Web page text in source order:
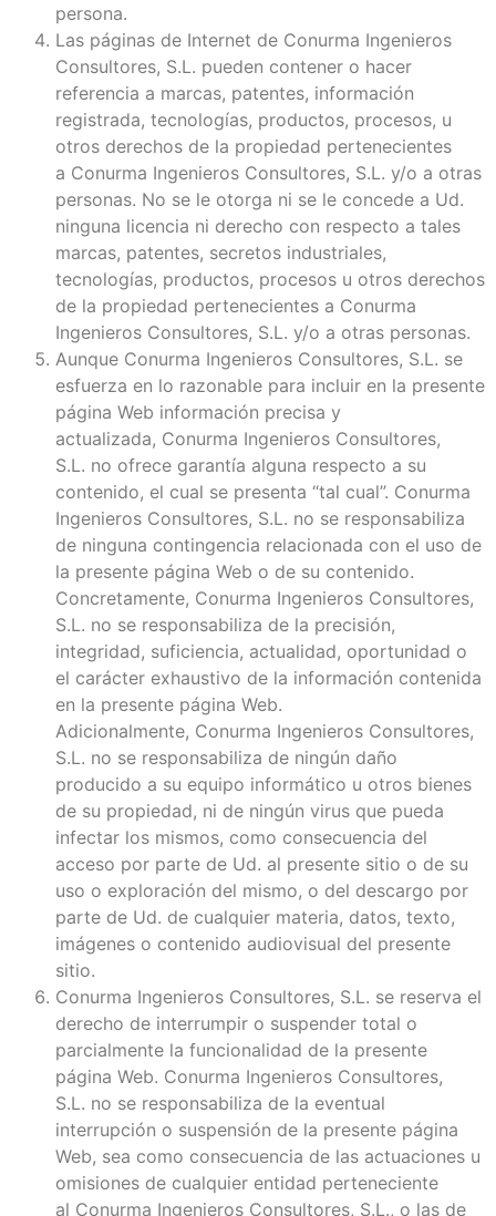
persona.
Las páginas de Internet de Conurma Ingenieros
Consultores, S.L. pueden contener o hacer
referencia a marcas, patentes, información
registrada, tecnologías, productos, procesos, u
otros derechos de la propiedad pertenecientes
a Conurma Ingenieros Consultores, S.L. y/o a otras
personas. No se le otorga ni se le concede a Ud.
ninguna licencia ni derecho con respecto a tales
marcas, patentes, secretos industriales,
tecnologías, productos, procesos u otros derechos
de la propiedad pertenecientes a Conurma
Ingenieros Consultores, S.L. y/o a otras personas.
Aunque Conurma Ingenieros Consultores, S.L. se
esfuerza en lo razonable para incluir en la presente
página Web información precisa y
actualizada, Conurma Ingenieros Consultores,
S.L. no ofrece garantía alguna respecto a su
contenido, el cual se presenta “tal cual”. Conurma
Ingenieros Consultores, S.L. no se responsabiliza
de ninguna contingencia relacionada con el uso de
la presente página Web o de su contenido.
Concretamente, Conurma Ingenieros Consultores,
S.L. no se responsabiliza de la precisión,
integridad, suficiencia, actualidad, oportunidad o
el carácter exhaustivo de la información contenida
en la presente página Web.
Adicionalmente, Conurma Ingenieros Consultores,
S.L. no se responsabiliza de ningún daño
producido a su equipo informático u otros bienes
de su propiedad, ni de ningún virus que pueda
infectar los mismos, como consecuencia del
acceso por parte de Ud. al presente sitio o de su
uso o exploración del mismo, o del descargo por
parte de Ud. de cualquier materia, datos, texto,
imágenes o contenido audiovisual del presente
sitio.
Conurma Ingenieros Consultores, S.L. se reserva el
derecho de interrumpir o suspender total o
parcialmente la funcionalidad de la presente
página Web. Conurma Ingenieros Consultores,
S.L. no se responsabiliza de la eventual
interrupción o suspensión de la presente página
Web, sea como consecuencia de las actuaciones u
omisiones de cualquier entidad perteneciente
al Conurma Ingenieros Consultores, S.L., o las de